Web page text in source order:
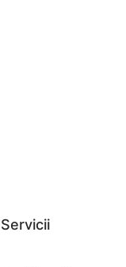
Servicii